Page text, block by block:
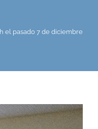
el pasado 7 de diciembre